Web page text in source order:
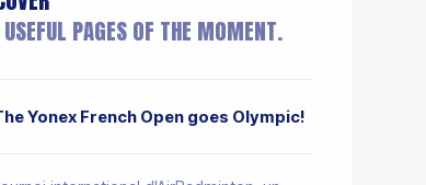
PAGES OF THE MOMENT.
Yonex French Open goes Olympic!